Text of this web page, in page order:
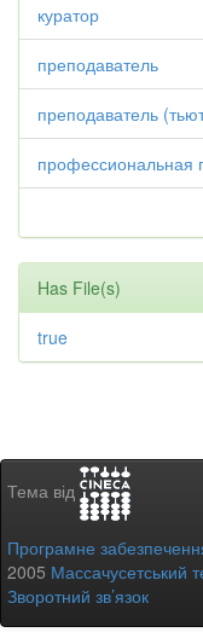
куратор
преподаватель
преподаватель
профессиональная
Has File(s)
true
Тема від
Програмне
2005 Массачусетський
Зворотний зв’язок